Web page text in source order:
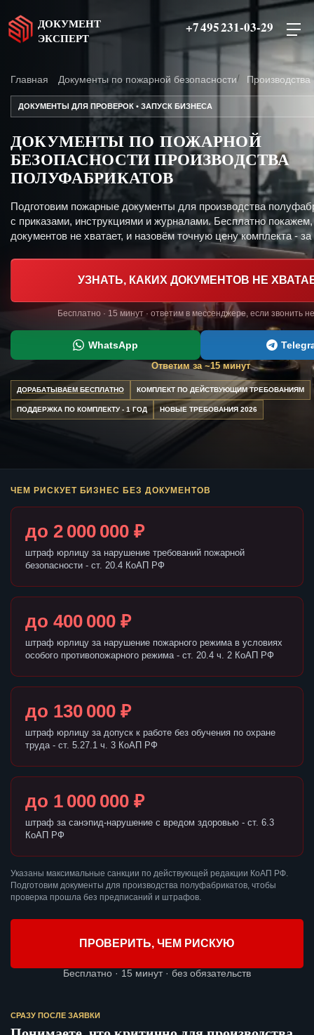
ДОКУМЕНТ
ЭКСПЕРТ
+7 495 231-03-29
Главная Документы по пожарной безопасности
ДОКУМЕНТЫ ДЛЯ ПРОВЕРОК • ЗАПУСК БИЗНЕСА
ДОКУМЕНТЫ ПО ПОЖАРНОЙ
БЕЗОПАСНОСТИ ПРОИЗВОДСТВА
ПОЛУФАБРИКАТОВ
Подготовим пожарные документы для производства
с приказами, инструкциями и журналами. Бесплатно покажем,
документов не хватает, и назовём точную цену комплекта - за
УЗНАТЬ, КАКИХ ДОКУМЕНТОВ НЕ
Бесплатно · 15 минут · ответим в мессенджере, если звонить
WhatsApp
Ответим за ~15 минут
ДОРАБАТЫВАЕМ БЕСПЛАТНО КОМПЛЕКТ ПО ДЕЙСТВУЮЩИМ ТРЕБОВАНИЯМ
ПОДДЕРЖКА ПО КОМПЛЕКТУ - 1 ГОД НОВЫЕ ТРЕБОВАНИЯ 2026
ЧЕМ РИСКУЕТ БИЗНЕС БЕЗ ДОКУМЕНТОВ
до 2 000 000 ₽
штраф юрлицу за нарушение требований пожарной
безопасности - ст. 20.4 КоАП РФ
до 400 000 ₽
штраф юрлицу за нарушение пожарного режима в условиях
особого противопожарного режима - ст. 20.4 ч. 2 КоАП РФ
до 130 000 ₽
штраф юрлицу за допуск к работе без обучения по охране
труда - ст. 5.27.1 ч. 3 КоАП РФ
до 1 000 000 ₽
штраф за санэпид-нарушение с вредом здоровью - ст. 6.3
КоАП РФ
Указаны максимальные санкции по действующей редакции КоАП РФ.
Подготовим документы для производства полуфабрикатов, чтобы
проверка прошла без предписаний и штрафов.
ПРОВЕРИТЬ, ЧЕМ РИСКУЮ
Бесплатно · 15 минут · без обязательств
СРАЗУ ПОСЛЕ ЗАЯВКИ